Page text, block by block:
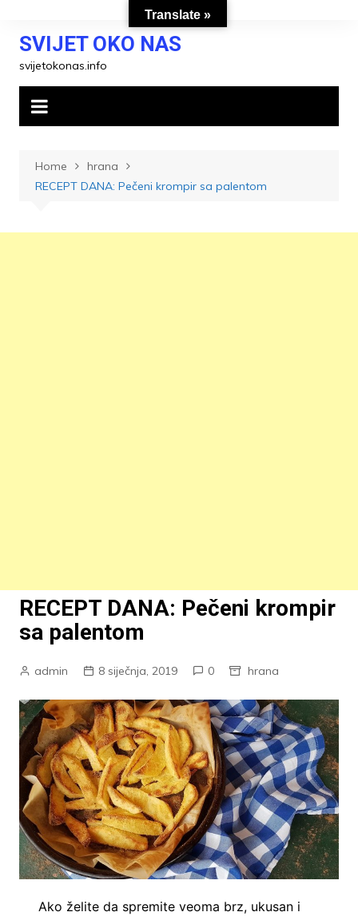
contentSVIJET OKO NAS
svijetokonas.info
Home
hrana
RECEPT DANA: Pečeni krompir sa palentom
RECEPT DANA: Pečeni krompir
sa palentom
admin 8 siječnja, 2019 0 hrana
Ako želite da spremite veoma brz, ukusan i
Translate »